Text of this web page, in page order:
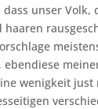
dass unser
haaren
ebendiese
wenigkeit just